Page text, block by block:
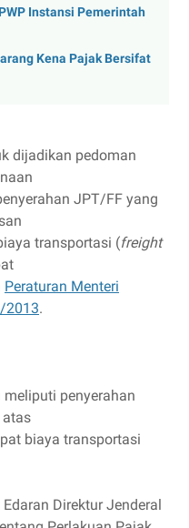
Instansi Pemerintah
Kena Pajak Bersifat
dijadikan pedoman
JPT/FF yang
transportasi (freight
Peraturan Menteri
2013.
penyerahan
biaya transportasi
Direktur Jenderal